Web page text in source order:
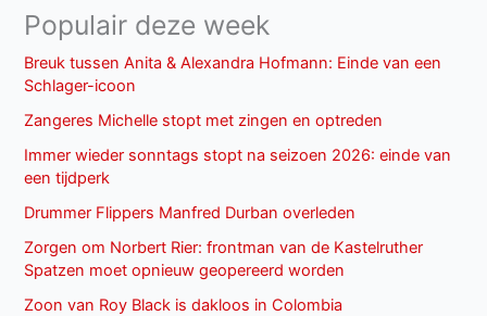
Populair deze week
Breuk tussen Anita & Alexandra Hofmann: Einde van een
Schlager-icoon
Zangeres Michelle stopt met zingen en optreden
Immer wieder sonntags stopt na seizoen 2026: einde van
een tijdperk
Drummer Flippers Manfred Durban overleden
Zorgen om Norbert Rier: frontman van de Kastelruther
Spatzen moet opnieuw geopereerd worden
Zoon van Roy Black is dakloos in Colombia